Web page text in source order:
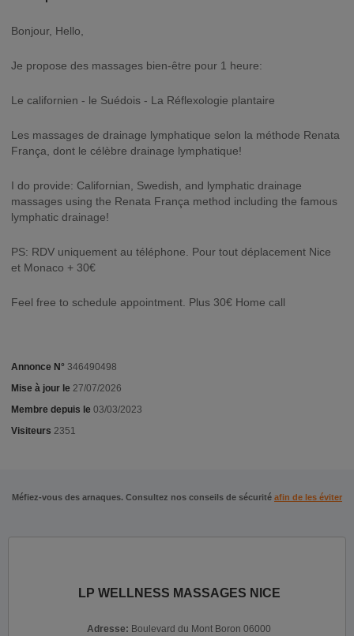
Bonjour, Hello,
Je propose des massages bien-être pour 1 heure:
Le californien - le Suédois - La Réflexologie plantaire
Les massages de drainage lymphatique selon la méthode Renata
França, dont le célèbre drainage lymphatique!
I do provide: Californian, Swedish, and lymphatic drainage
massages using the Renata França method including the famous
lymphatic drainage!
PS: RDV uniquement au téléphone. Pour tout déplacement Nice
et Monaco + 30€
Feel free to schedule appointment. Plus 30€ Home call
Annonce N° 346490498
Mise à jour le 27/07/2026
Membre depuis le 03/03/2023
Visiteurs 2351
Méfiez-vous des arnaques. Consultez nos conseils de sécurité afin de les éviter
LP WELLNESS MASSAGES NICE
Adresse: Boulevard du Mont Boron 06000